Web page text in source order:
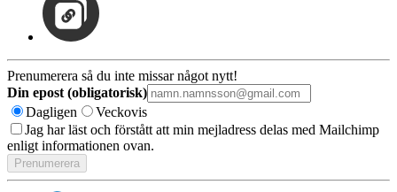
Prenumerera så du inte missar något nytt!
Din epost (obligatorisk)
Dagligen
Veckovis
Jag har läst och förstått att min mejladress delas med Mailchimp
enligt informationen ovan.